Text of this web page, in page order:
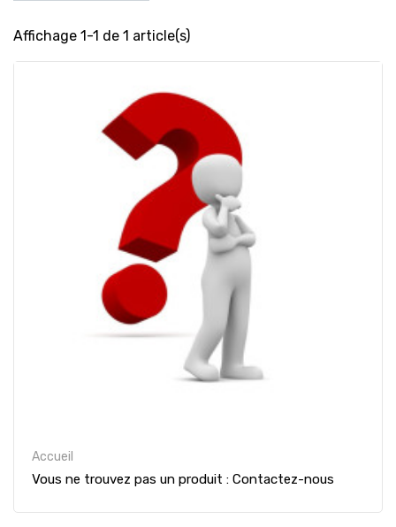
Affichage 1-1 de 1 article(s)
Accueil
Vous ne trouvez pas un produit : Contactez-nous